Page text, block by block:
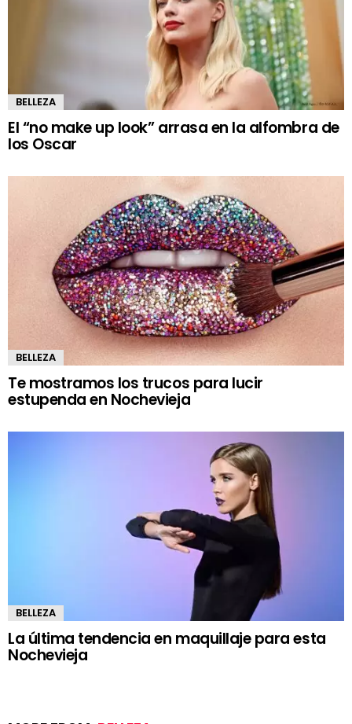
BELLEZA
El “no make up look” arrasa en la alfombra de
los Oscar
BELLEZA
Te mostramos los trucos para lucir
estupenda en Nochevieja
BELLEZA
La última tendencia en maquillaje para esta
Nochevieja